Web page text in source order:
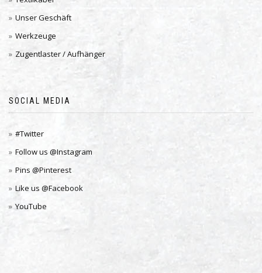
Unser Geschäft
Werkzeuge
Zugentlaster / Aufhänger
SOCIAL MEDIA
#Twitter
Follow us @Instagram
Pins @Pinterest
Like us @Facebook
YouTube